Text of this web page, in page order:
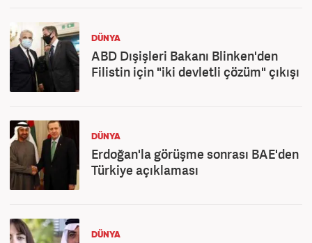
DÜNYA
ABD Dışişleri Bakanı Blinken'den
Filistin için "iki devletli çözüm" çıkışı
DÜNYA
Erdoğan'la görüşme sonrası BAE'den
Türkiye açıklaması
DÜNYA